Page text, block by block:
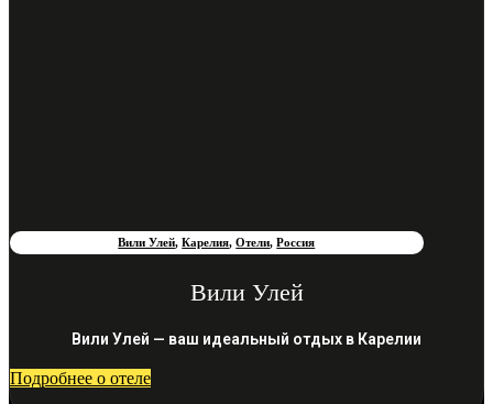
Вили Улей,Карелия,Отели,Россия
Вили Улей
Вили Улей — ваш идеальный отдых в Карелии
Подробнее о отеле